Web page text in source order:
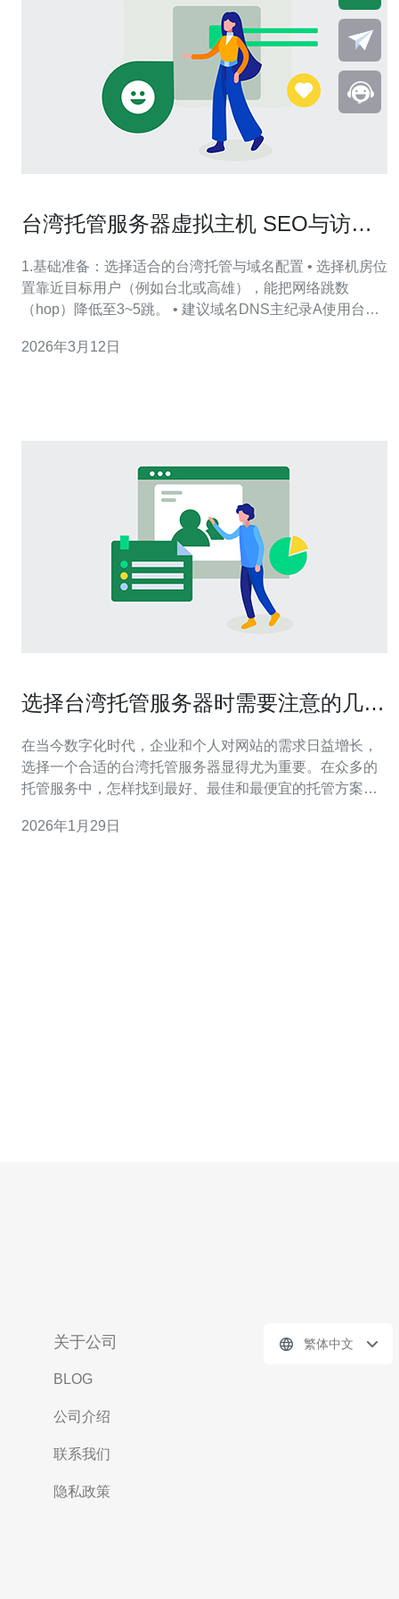
台湾托管服务器虚拟主机 SEO与访问
1.基础准备：选择适合的台湾托管与域名配置 • 选择机房位
置靠近目标用户（例如台北或高雄），能把网络跳数
（hop）降低至3~5跳。 • 建议域名DNS主纪录A使用台湾
用独立IP或高质量反向解析（PTR）以提升邮件送达与
2026年3月12日
选择台湾托管服务器时需要注意的几个
在当今数字化时代，企业和个人对网站的需求日益增长，
选择一个合适的台湾托管服务器显得尤为重要。在众多的
托管服务中，怎样找到最好、最佳和最便宜的托管方案是
服务器时需要考虑的几个关键因素，帮助您做出明智的决
2026年1月29日
关于公司
BLOG
公司介绍
联系我们
隐私政策
繁体中文